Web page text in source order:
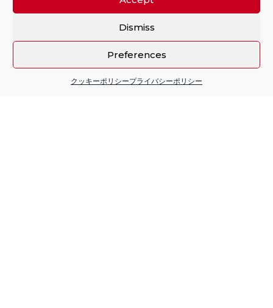
Dismiss
Preferences
クッキーポリシープライバシーポリシー